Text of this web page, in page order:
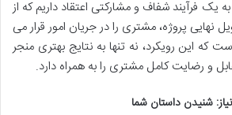
یک فرآیند شفاف و مشارکتی اعتقاد داریم که از
نهایی پروژه، مشتری را در جریان امور قرار می
که این رویکرد، نه تنها به نتایج بهتری منجر
و رضایت کامل مشتری را به همراه دارد.